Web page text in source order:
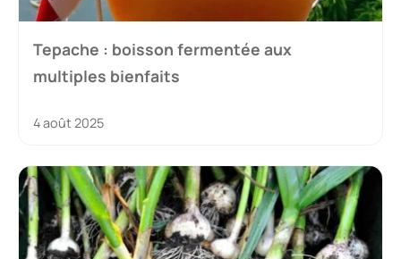
Tepache : boisson fermentée aux
multiples bienfaits
4 août 2025